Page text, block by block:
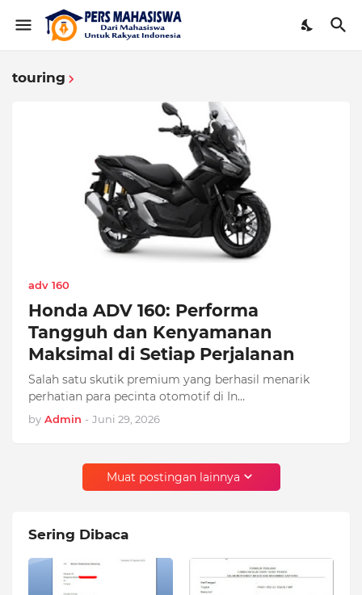
touring
adv 160
Honda ADV 160: Performa
Tangguh dan Kenyamanan
Maksimal di Setiap Perjalanan
Salah satu skutik premium yang berhasil menarik
perhatian para pecinta otomotif di In…
by Admin - Juni 29, 2026
Muat postingan lainnya
Sering Dibaca